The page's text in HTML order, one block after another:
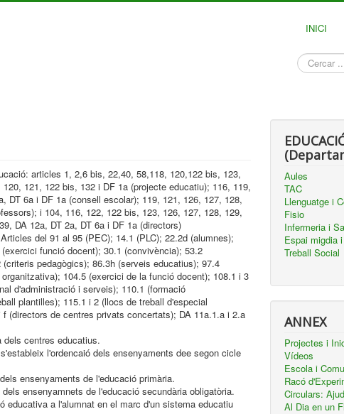
INICI
què
busques?
articles 1, 2,6 bis, 22,40, 58,118, 120,122 bis, 123,
121, 122 bis, 132 i DF 1a (projecte educatiu); 116, 119,
DT 6a i DF 1a (consell escolar); 119, 121, 126, 127, 128,
i 104, 116, 122, 122 bis, 123, 126, 127, 128, 129,
DA 12a, DT 2a, DT 6a i DF 1a (directors)
del 91 al 95 (PEC); 14.1 (PLC); 22.2d (alumnes);
funció docent); 30.1 (convivència); 53.2
pedagògics); 86.3h (serveis educatius); 97.4
104.5 (exercici de la funció docent); 108.1 i 3
d'administració i serveis); 110.1 (formació
plantilles); 115.1 i 2 (llocs de treball d'especial
(directors de centres privats concertats); DA 11a.1.a i 2.a
centres educatius.
l'ordencaió dels ensenyaments dee segon cicle
ensenyaments de l'educació primària.
ensenyamnets de l'educació secundària obligatòria.
educativa a l'alumnat en el marc d'un sistema educatiu
Aules
TAC
Llenguatge i
Fisio
Infermeria i
Espai migdia
Treball Social
ANNEX
Projectes i
Vídeos
Escola i
Racó
Circulars:
Al Dia en un